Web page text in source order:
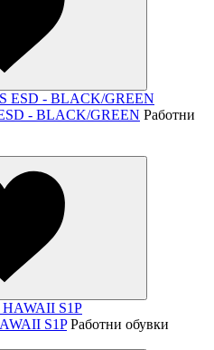
- BLACK/GREEN Работни
S1P Работни обувки